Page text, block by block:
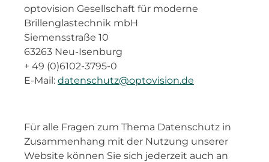
optovision Gesellschaft für moderne
Brillenglastechnik mbH
Siemensstraße 10
63263 Neu-Isenburg
+ 49 (0)6102-3795-0
E-Mail: datenschutz@optovision.de
Für alle Fragen zum Thema Datenschutz in
Zusammenhang mit der Nutzung unserer
Website können Sie sich jederzeit auch an